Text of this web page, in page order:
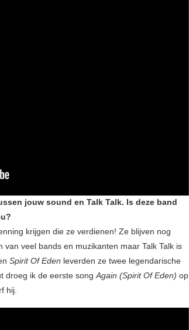
jouw sound en Talk Talk. Is deze band
krijgen die ze verdienen! Ze blijven nog
veel bands en muzikanten maar Talk Talk is
Spirit Of Eden leverden ze twee legendarische
droeg ik de eerste songAgain (Spirit Of Eden) op
hij.